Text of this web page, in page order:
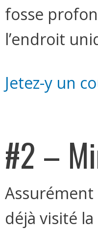
fosse
l’endroit
Jetez-y un
#2 –
Assurément
déjà visité la